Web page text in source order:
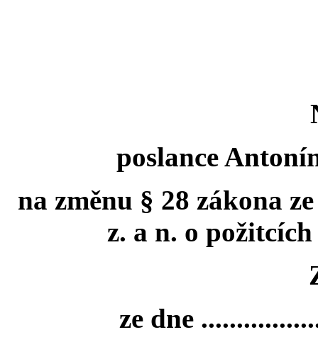
poslance
na změnu § 28 zákona
z. a n. o
ze dne